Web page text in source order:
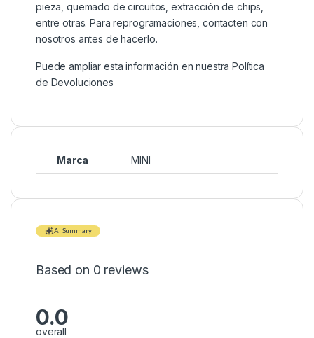
pieza, quemado de circuitos, extracción de chips,
entre otras. Para reprogramaciones, contacten con
nosotros antes de hacerlo.
Puede ampliar esta información en nuestraPolítica
de Devoluciones
Marca MINI
AI Summary
Based on 0 reviews
0.0
overall